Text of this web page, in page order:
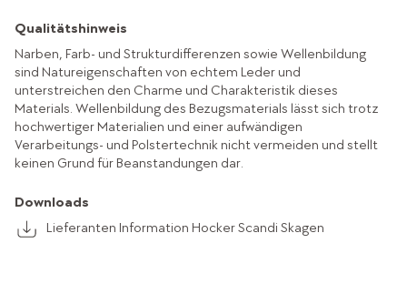
Qualitätshinweis
Narben, Farb- und Strukturdifferenzen sowie Wellenbildung
sind Natureigenschaften von echtem Leder und
unterstreichen den Charme und Charakteristik dieses
Materials. Wellenbildung des Bezugsmaterials lässt sich trotz
hochwertiger Materialien und einer aufwändigen
Verarbeitungs- und Polstertechnik nicht vermeiden und stellt
keinen Grund für Beanstandungen dar.
Downloads
Lieferanten Information Hocker Scandi Skagen